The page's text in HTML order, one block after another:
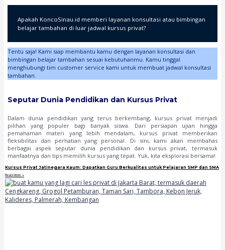
Apakah KoncoSinau.id memberi layanan konsultasi atau bimbingan
belajar tambahan di luar jadwal kursus privat?
Tentu saja! Kami siap membantu kamu dengan layanan konsultasi dan
bimbingan belajar tambahan sesuai kebutuhanmu. Kamu tinggal
menghubungi tim customer service kami untuk membuat jadwal konsultasi
tambahan.
Seputar Dunia Pendidikan dan Kursus Privat
Dalam dunia pendidikan yang terus berkembang, kursus privat menjadi
pilihan yang populer bagi banyak siswa. Dari persiapan ujian hingga
pemahaman materi yang lebih mendalam, kursus privat memberikan
fleksibilitas dan perhatian yang personal. Di sini, kami akan membahas
berbagai aspek seputar dunia pendidikan dan kursus privat, termasuk
manfaatnya dan tips memilih kursus yang tepat. Yuk, kita eksplorasi bersama!
Kursus Privat Jatinegara Kaum: Dapatkan Guru Berkualitas untuk Pelajaran SMP dan SMA
Read More »